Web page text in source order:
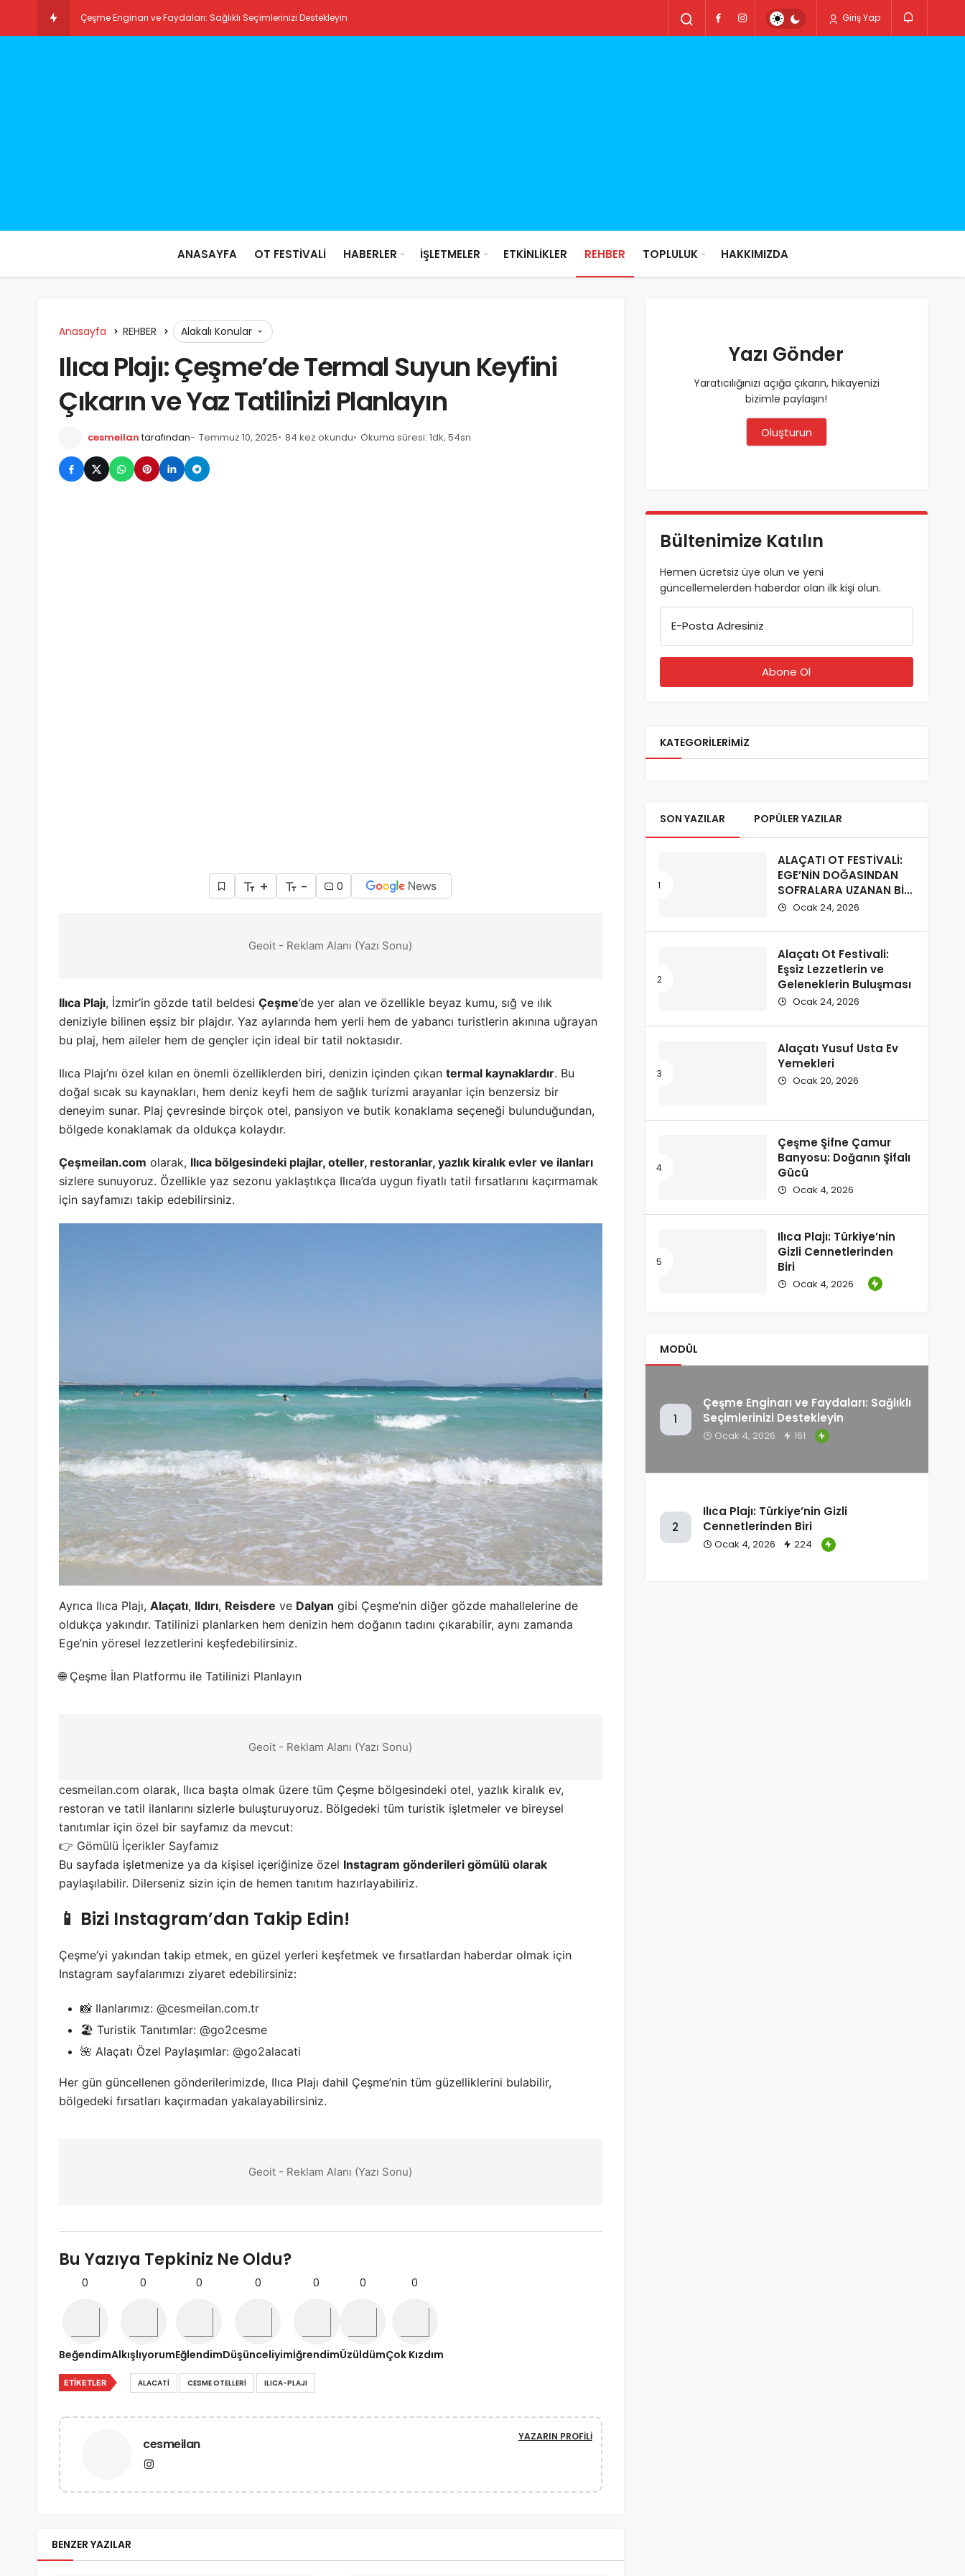
Çeşme Enginarı ve Faydaları: Sağlıklı Seçimlerinizi Destekleyin Giriş Yap
ANASAYFA OT FESTİVALİ HABERLER İŞLETMELER ETKİNLİKLER REHBER TOPLULUK HAKKIMIZDA
Anasayfa REHBER Alakalı Konular
Ilıca Plajı: Çeşme’de Termal Suyun Keyfini
Çıkarın ve Yaz Tatilinizi Planlayın
cesmeilan tarafından Temmuz 10, 2025 84 kez okundu Okuma süresi: 1dk, 54sn
+ - 0
Geoit - Reklam Alanı (Yazı Sonu)
Ilıca Plajı, İzmir’in gözde tatil beldesi Çeşme’de yer alan ve özellikle beyaz kumu, sığ ve ılık
deniziyle bilinen eşsiz bir plajdır. Yaz aylarında hem yerli hem de yabancı turistlerin akınına uğrayan
bu plaj, hem aileler hem de gençler için ideal bir tatil noktasıdır.
Ilıca Plajı’nı özel kılan en önemli özelliklerden biri, denizin içinden çıkan termal kaynaklardır. Bu
doğal sıcak su kaynakları, hem deniz keyfi hem de sağlık turizmi arayanlar için benzersiz bir
deneyim sunar. Plaj çevresinde birçok otel, pansiyon ve butik konaklama seçeneği bulunduğundan,
bölgede konaklamak da oldukça kolaydır.
Çeşmeilan.com olarak, Ilıca bölgesindeki plajlar, oteller, restoranlar, yazlık kiralık evler ve ilanları
sizlere sunuyoruz. Özellikle yaz sezonu yaklaştıkça Ilıca’da uygun fiyatlı tatil fırsatlarını kaçırmamak
için sayfamızı takip edebilirsiniz.
Ayrıca Ilıca Plajı, Alaçatı, Ildırı, Reisdere ve Dalyan gibi Çeşme’nin diğer gözde mahallelerine de
oldukça yakındır. Tatilinizi planlarken hem denizin hem doğanın tadını çıkarabilir, aynı zamanda
Ege’nin yöresel lezzetlerini keşfedebilirsiniz.
🌐 Çeşme İlan Platformu ile Tatilinizi Planlayın
Geoit - Reklam Alanı (Yazı Sonu)
cesmeilan.com olarak, Ilıca başta olmak üzere tüm Çeşme bölgesindeki otel, yazlık kiralık ev,
restoran ve tatil ilanlarını sizlerle buluşturuyoruz. Bölgedeki tüm turistik işletmeler ve bireysel
tanıtımlar için özel bir sayfamız da mevcut:
👉 Gömülü İçerikler Sayfamız
Bu sayfada işletmenize ya da kişisel içeriğinize özel Instagram gönderileri gömülü olarak
paylaşılabilir. Dilerseniz sizin için de hemen tanıtım hazırlayabiliriz.
📱 Bizi Instagram’dan Takip Edin!
Çeşme’yi yakından takip etmek, en güzel yerleri keşfetmek ve fırsatlardan haberdar olmak için
Instagram sayfalarımızı ziyaret edebilirsiniz:
📸 Ilanlarımız: @cesmeilan.com.tr
🏖️ Turistik Tanıtımlar: @go2cesme
🌺 Alaçatı Özel Paylaşımlar: @go2alacati
Her gün güncellenen gönderilerimizde, Ilıca Plajı dahil Çeşme’nin tüm güzelliklerini bulabilir,
bölgedeki fırsatları kaçırmadan yakalayabilirsiniz.
Geoit - Reklam Alanı (Yazı Sonu)
Bu Yazıya Tepkiniz Ne Oldu?
0
Beğendim
0
Alkışlıyorum
0
Eğlendim
0
Düşünceliyim
0
İğrendim
0
Üzüldüm
0
Çok Kızdım
ETIKETLER ALACATI CESME OTELLERI ILICA-PLAJI
cesmeilan YAZARIN PROFILI
BENZER YAZILAR
Yazı Gönder
Yaratıcılığınızı açığa çıkarın, hikayenizi
bizimle paylaşın!
Oluşturun
Bültenimize Katılın
Hemen ücretsiz üye olun ve yeni
güncellemelerden haberdar olan ilk kişi olun.
E-Posta Adresiniz
KATEGORILERIMIZ
SON YAZILAR POPÜLER YAZILAR
ALAÇATI OT FESTİVALİ:
EGE’NİN DOĞASINDAN
SOFRALARA UZANAN BİR
KÜLTÜR YOLCULUĞU
Ocak 24, 2026
Alaçatı Ot Festivali:
Eşsiz Lezzetlerin ve
Geleneklerin Buluşması
Ocak 24, 2026
Alaçatı Yusuf Usta Ev
Yemekleri
Ocak 20, 2026
Çeşme Şifne Çamur
Banyosu: Doğanın Şifalı
Gücü
Ocak 4, 2026
Ilıca Plajı: Türkiye’nin
Gizli Cennetlerinden
Biri
Ocak 4, 2026
MODÜL
1
Çeşme Enginarı ve Faydaları: Sağlıklı
Seçimlerinizi Destekleyin
Ocak 4, 2026 161
2
Ilıca Plajı: Türkiye’nin Gizli
Cennetlerinden Biri
Ocak 4, 2026 224